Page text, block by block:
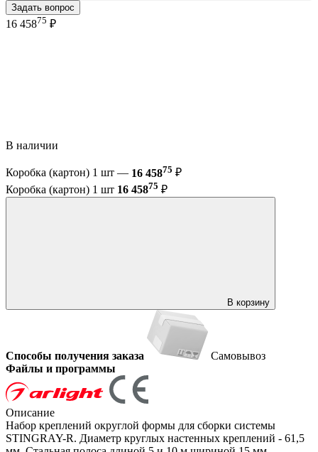
Задать вопрос
16 45875 ₽
В наличии
Коробка (картон) 1 шт — 16 45875 ₽
Коробка (картон) 1 шт 16 45875 ₽
В корзину
Способы получения заказа
Самовывоз
Файлы и программы
Описание
Набор креплений округлой формы для сборки системы
STINGRAY-R. Диаметр круглых настенных креплений - 61,5